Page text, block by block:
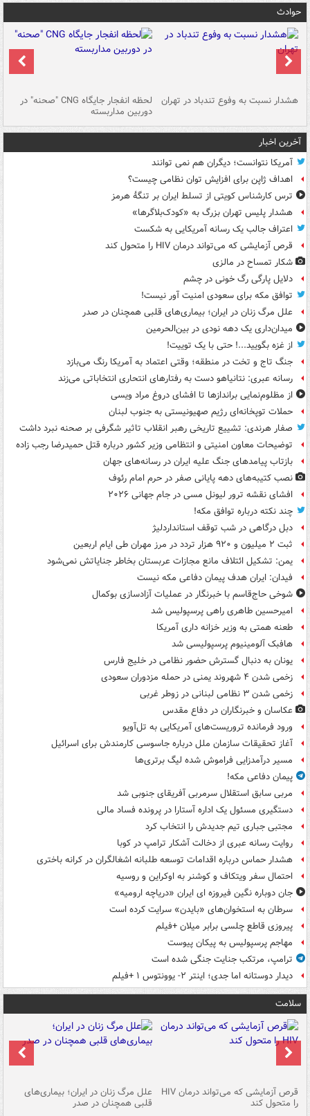
حوادث
هشدار نسبت به وفوع تندباد در تهران لحظه انفجار جایگاه CNG "صحنه" در
دوربین مداربسته
آخرین اخبار
آمریکا نتوانست؛ دیگران هم نمی توانند
اهداف ژاپن برای افزایش توان نظامی چیست؟
ترس کارشناس کویتی از تسلط ایران بر تنگۀ هرمز
هشدار پلیس تهران بزرگ به «کودک‌بلاگرها»
اعتراف جالب یک رسانه آمریکایی به شکست
قرص آزمایشی که می‌تواند درمان HIV را متحول کند
شکار تمساح در مالزی
دلایل پارگی رگ خونی در چشم
توافق مکه برای سعودی امنیت آور نیست!
علل مرگ زنان در ایران؛ بیماری‌های قلبی همچنان در صدر
میدان‌داری یک دهه نودی در بین‌الحرمین
از غزه بگویید...! حتی با یک توییت!
جنگ تاج و تخت در منطقه؛ وقتی اعتماد به آمریکا رنگ می‌بازد
رسانه عبری: نتانیاهو دست به رفتارهای انتحاری انتخاباتی می‌زند
از مظلوم‌نمایی براندازها تا افشای دروغ مراد ویسی
حملات توپخانه‌ای رژیم صهیونیستی به جنوب لبنان
صفار هرندی: تشییع تاریخی رهبر انقلاب تاثیر شگرفی بر صحنه نبرد داشت
توضیحات معاون امنیتی و انتظامی وزیر کشور درباره قتل حمیدرضا رجب زاده
بازتاب پیامدهای جنگ علیه ایران در رسانه‌های جهان
نصب کتیبه‌های دهه پایانی صفر در حرم امام رئوف
افشای نقشه ترور لیونل مسی در جام جهانی ۲۰۲۶
چند نکته درباره توافق مکه!
دبل درگاهی در شب توقف استانداردلیژ
ثبت ۲ میلیون و ۹۲۰ هزار تردد در مرز مهران طی ایام اربعین
یمن: تشکیل ائتلاف مانع مجازات عربستان بخاطر جنایاتش نمی‌شود
فیدان: ایران هدف پیمان دفاعی مکه نیست
شوخی حاج‌قاسم با خبرنگار در عملیات آزادسازی بوکمال
امیرحسین طاهری راهی پرسپولیس شد
طعنه همتی به وزیر خزانه داری آمریکا
هافبک آلومینیوم پرسپولیسی شد
یونان به دنبال گسترش حضور نظامی در خلیج فارس
زخمی شدن ۴ شهروند یمنی در حمله مزدوران سعودی
زخمی شدن ۳ نظامی لبنانی در زوطر غربی
عکاسان و خبرنگاران در دفاع مقدس
ورود فرمانده تروریست‌های آمریکایی به تل‌آویو
آغاز تحقیقات سازمان ملل درباره جاسوسی کارمندش برای اسرائیل
مسیر درآمدزایی فراموش شده لیگ برتری‌ها
پیمان دفاعی مکه!
مربی سابق استقلال سرمربی آفریقای جنوبی شد
دستگیری مسئول یک اداره آستارا در پرونده فساد مالی
مجتبی جباری تیم جدیدش را انتخاب کرد
روایت رسانه عبری از دخالت آشکار ترامپ در کوبا
هشدار حماس درباره اقدامات توسعه طلبانه اشغالگران در کرانه باختری
احتمال سفر ویتکاف و کوشنر به اوکراین و روسیه
جان دوباره نگین فیروزه ای ایران «دریاچه ارومیه»
سرطان به استخوان‌های «بایدن» سرایت کرده است
پیروزی قاطع چلسی برابر میلان +فیلم
مهاجم پرسپولیس به پیکان پیوست
ترامپ، مرتکب جنایت جنگی شده است
دیدار دوستانه اما جدی؛ اینتر ۲- یوونتوس ۱ +فیلم
سلامت
قرص آزمایشی که می‌تواند درمان HIV
را متحول کند
علل مرگ زنان در ایران؛ بیماری‌های
قلبی همچنان در صدر